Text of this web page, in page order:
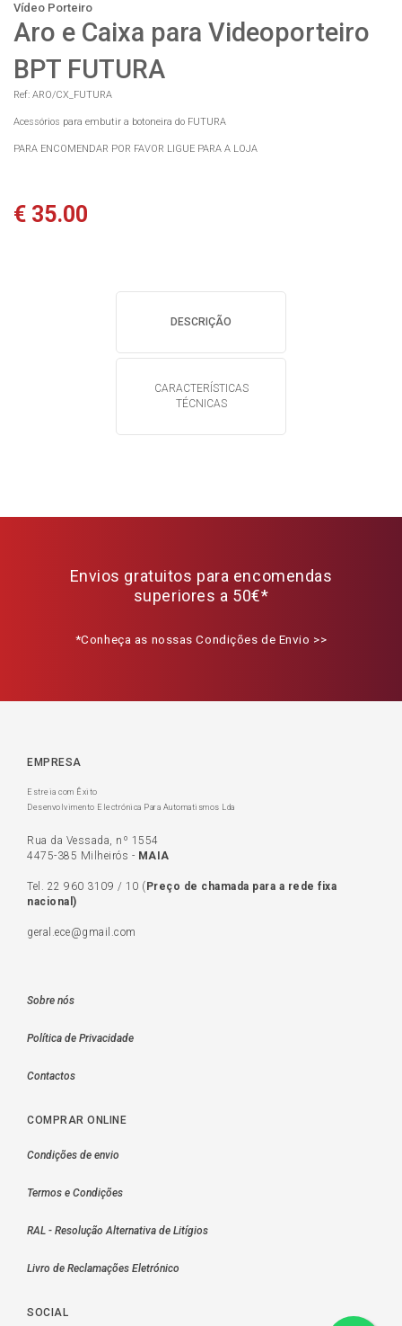
Vídeo Porteiro
Aro e Caixa para Videoporteiro
BPT FUTURA
Ref: ARO/CX_FUTURA
Acessórios para embutir a botoneira do FUTURA
PARA ENCOMENDAR POR FAVOR LIGUE PARA A LOJA
€ 35.00
DESCRIÇÃO
CARACTERÍSTICAS
TÉCNICAS
Envios gratuitos para encomendas
superiores a 50€*
*Conheça as nossas Condições de Envio >>
EMPRESA
Estreia com Êxito
Desenvolvimento Electrónica Para Automatismos Lda
Rua da Vessada, nº 1554
4475-385 Milheirós - MAIA
Tel. 22 960 3109 / 10 ( Preço de c hamada para a rede fixa
nacional)
geral.ece@gmail.com
Sobre nós
Política de Privacidade
Contactos
COMPRAR ONLINE
Condições de envio
Termos e Condições
RAL - Resolução Alternativa de Litígios
Livro de Reclamações Eletrónico
SOCIAL